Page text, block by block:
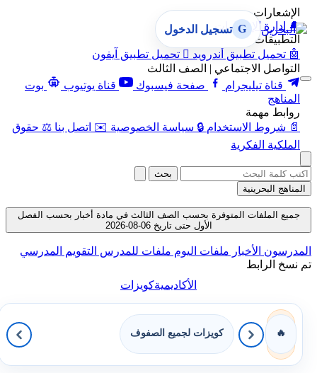
الإشعارات
🔔 إدارة الإشعارات
التطبيقات
🤖 تحميل تطبيق أندرويد  تحميل تطبيق آيفون
التواصل الاجتماعي | الصف الثالث
قناة تيليجرام
صفحة فيسبوك قناة يوتيوب
بوت
المناهج
روابط مهمة
📄 شروط الاستخدام 🔒 سياسة الخصوصية ✉️ اتصل بنا ⚖️ حقوق
الملكية الفكرية
G تسجيل الدخول
بحث
المناهج البحرينية
جميع الملفات المتوفرة بحسب الصف الثالث في مادة أخبار بحسب الفصل
الأول حتى تاريخ 06-08-2026
المدرسون الأخبار ملفات اليوم ملفات للمدرس التقويم المدرسي
تم نسخ الرابط
الأكاديميةكويزات
🔥 كويزات لجميع الصفوف